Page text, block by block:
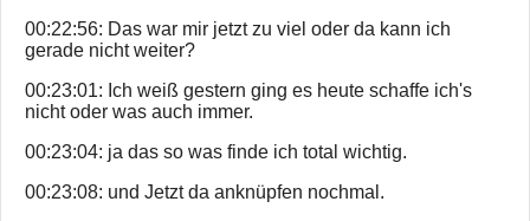
00:22:56: Das war mir jetzt zu viel oder da kann ich
gerade nicht weiter?
00:23:01: Ich weiß gestern ging es heute schaffe ich's
nicht oder was auch immer.
00:23:04: ja das so was finde ich total wichtig.
00:23:08: und Jetzt da anknüpfen nochmal.